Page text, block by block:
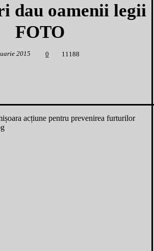
dau oamenii legii
FOTO
2015 0 1 1188